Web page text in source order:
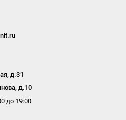
д.31
д.10
до 19:00